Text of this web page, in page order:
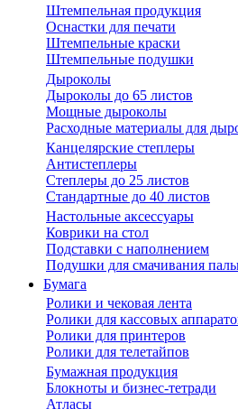
Штемпельная продукция
Оснастки для печати
Штемпельные краски
Штемпельные подушки
Дыроколы
Дыроколы до 65 листов
Мощные дыроколы
Расходные материалы для
Канцелярские степлеры
Антистеплеры
Степлеры до 25 листов
Стандартные до 40 листов
Настольные аксессуары
Коврики на стол
Подставки с наполнением
Подушки для смачивания
Бумага
Ролики и чековая лента
Ролики для кассовых
Ролики для принтеров
Ролики для телетайпов
Бумажная продукция
Блокноты и бизнес-тетради
Атласы